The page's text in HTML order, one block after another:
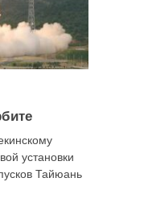
установки
Тайюань